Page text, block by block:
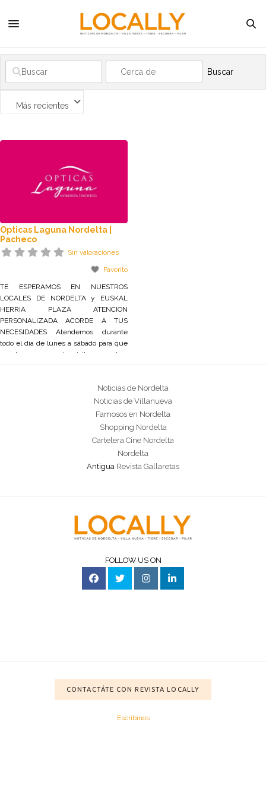
Buscar
Más recientes
Opticas Laguna Nordelta |
Pacheco
Sin valoraciones
Favorito
TE ESPERAMOS EN NUESTROS
LOCALES DE NORDELTA y EUSKAL
HERRIA PLAZA ATENCION
PERSONALIZADA ACORDE A TUS
NECESIDADES Atendemos durante
todo el día de lunes a sábado para que
puedas programar tu visita a nuestros
locales, o contactarnos por télefono, e-
consulta. NORDELTA – COMPLEJO
NORTH CORAL​ PLAZA – Pasaje de las
Noticias de Nordelta
Noticias de Villanueva
Famosos en Nordelta
Shopping Nordelta
Cartelera Cine Nordelta
Nordelta
Antigua Revista Gallaretas
FOLLOW US ON
CONTACTÁTE CON REVISTA LOCALLY
Escribinos